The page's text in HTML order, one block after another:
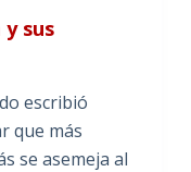
sus
escribió
que más
se asemeja al